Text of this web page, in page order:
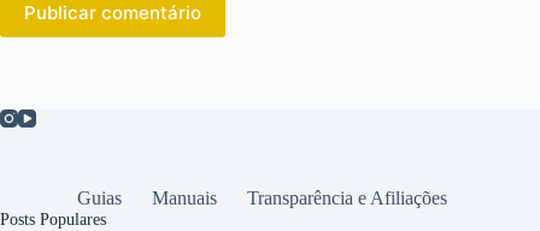
Publicar comentário
Guias Manuais Transparência e Afiliações
Posts Populares